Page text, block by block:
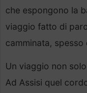
che espongono la
viaggio fatto di
camminata,
Un viaggio non
Ad Assisi quel